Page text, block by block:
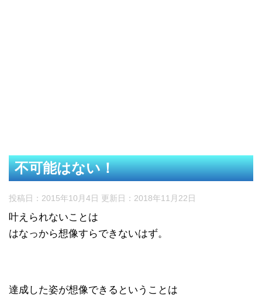
不可能はない！
投稿日：2015年10月4日 更新日： 2018年11月22日
叶えられないことは
はなっから想像すらできないはず。
達成した姿が想像できるということは